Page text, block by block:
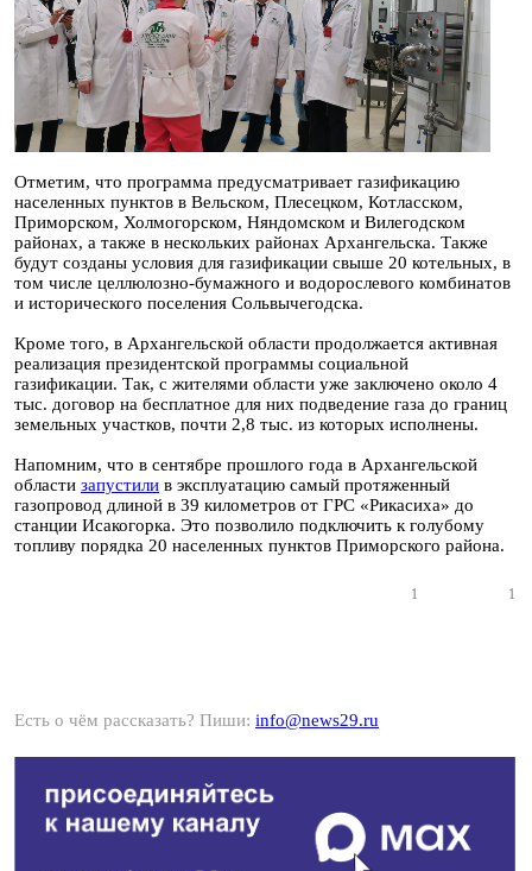
Отметим, что программа предусматривает газификацию
населенных пунктов в Вельском, Плесецком, Котласском,
Приморском, Холмогорском, Няндомском и Вилегодском
районах, а также в нескольких районах Архангельска. Также
будут созданы условия для газификации свыше 20 котельных, в
том числе целлюлозно-бумажного и водорослевого комбинатов
и исторического поселения Сольвычегодска.
Кроме того, в Архангельской области продолжается активная
реализация президентской программы социальной
газификации. Так, с жителями области уже заключено около 4
тыс. договор на бесплатное для них подведение газа до границ
земельных участков, почти 2,8 тыс. из которых исполнены.
Напомним, что в сентябре прошлого года в Архангельской
области запустили в эксплуатацию самый протяженный
газопровод длиной в 39 километров от ГРС «Рикасиха» до
станции Исакогорка. Это позволило подключить к голубому
топливу порядка 20 населенных пунктов Приморского района.
1 1
Есть о чём рассказать? Пиши: info@news29.ru